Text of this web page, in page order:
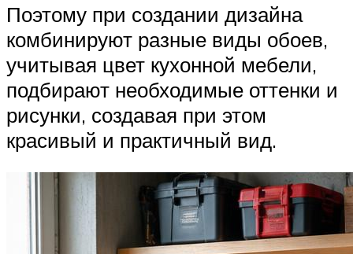
Поэтому при создании дизайна
комбинируют разные виды обоев,
учитывая цвет кухонной мебели,
подбирают необходимые оттенки и
рисунки, создавая при этом
красивый и практичный вид.